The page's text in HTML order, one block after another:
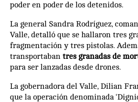
poder en poder de los detenidos.
La general Sandra Rodríguez,
Valle, detalló que se hallaron tres
fragmentación y tres pistolas.
transportaban tres granadas de
para ser lanzadas desde drones.
La gobernadora del Valle, Dilian
que la operación denominada